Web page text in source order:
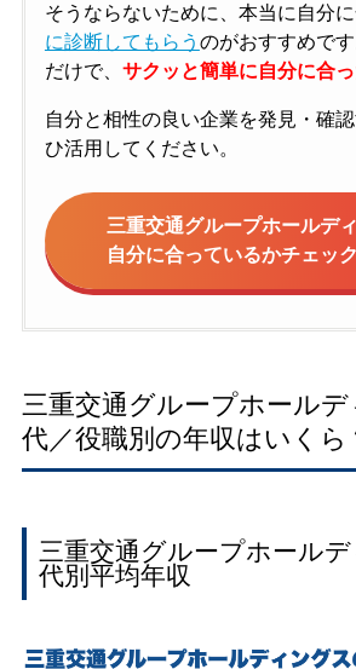
そうならないために、本当に自分
に診断してもらう のがおすすめで
だけで、 サクッと簡単に自分に合
自分と相性の良い企業を発見・確
ひ活用してください。
三重交通グループホールデ
自分に合っているかチェック
三重交通グループホール
代／役職別の年収はいくら
三重交通グループホール
代別平均年収